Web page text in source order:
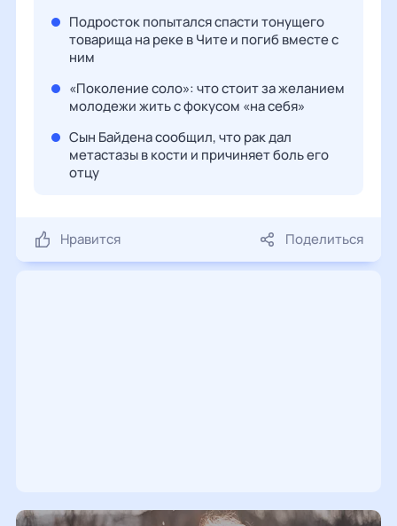
Подросток попытался спасти тонущего
товарища на реке в Чите и погиб вместе с
ним
«Поколение соло»: что стоит за желанием
молодежи жить с фокусом «на себя»
Сын Байдена сообщил, что рак дал
метастазы в кости и причиняет боль его
отцу
Нравится Поделиться